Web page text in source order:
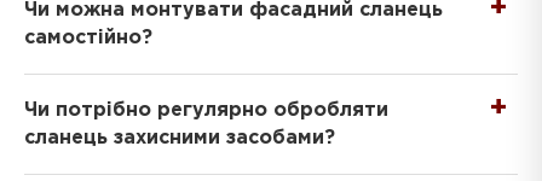
Чи можна монтувати фасадний сланець
самостійно?
Чи потрібно регулярно обробляти
сланець захисними засобами?